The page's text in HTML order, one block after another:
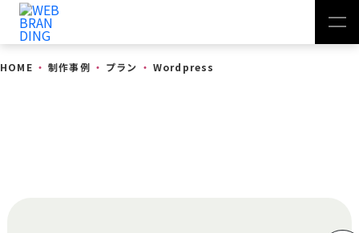
HOME 制作事例 プラン Wordpress